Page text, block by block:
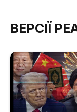
ВЕРСІЇ